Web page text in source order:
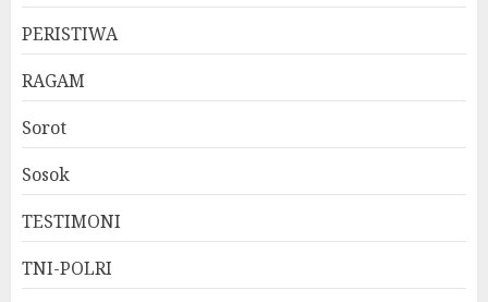
PERISTIWA
RAGAM
Sorot
Sosok
TESTIMONI
TNI-POLRI